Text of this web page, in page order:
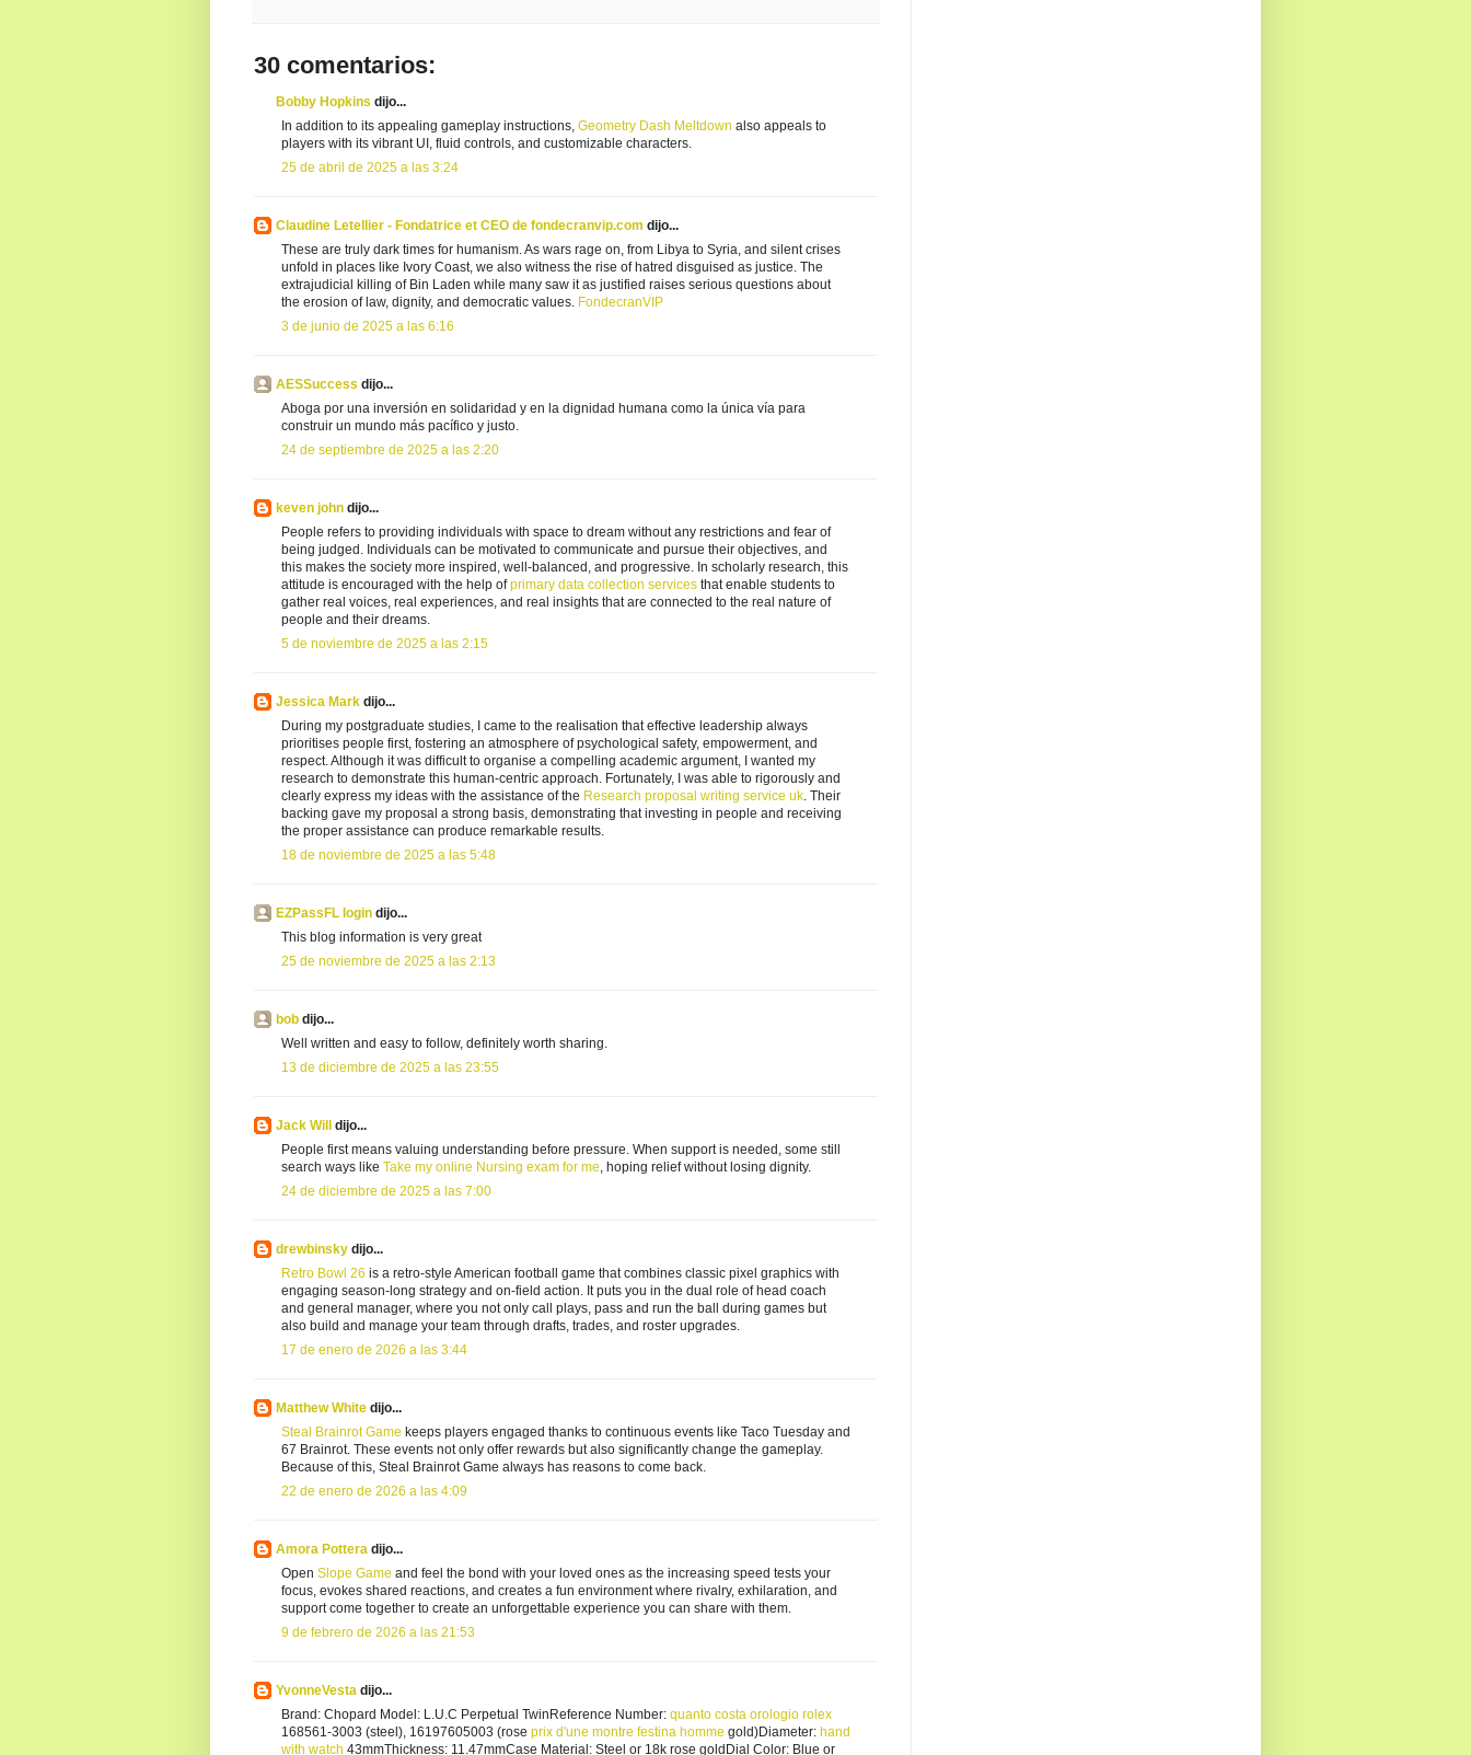
30 comentarios:
Bobby Hopkins dijo...
In addition to its appealing gameplay instructions, Geometry Dash Meltdown also appeals to
players with its vibrant UI, fluid controls, and customizable characters.
25 de abril de 2025 a las 3:24
Claudine Letellier - Fondatrice et CEO de fondecranvip.com dijo...
These are truly dark times for humanism. As wars rage on, from Libya to Syria, and silent crises
unfold in places like Ivory Coast, we also witness the rise of hatred disguised as justice. The
extrajudicial killing of Bin Laden while many saw it as justified raises serious questions about
the erosion of law, dignity, and democratic values. FondecranVIP
3 de junio de 2025 a las 6:16
AESSuccess dijo...
Aboga por una inversión en solidaridad y en la dignidad humana como la única vía para
construir un mundo más pacífico y justo.
24 de septiembre de 2025 a las 2:20
keven john dijo...
People refers to providing individuals with space to dream without any restrictions and fear of
being judged. Individuals can be motivated to communicate and pursue their objectives, and
this makes the society more inspired, well-balanced, and progressive. In scholarly research, this
attitude is encouraged with the help ofprimary data collection services that enable students to
gather real voices, real experiences, and real insights that are connected to the real nature of
people and their dreams.
5 de noviembre de 2025 a las 2:15
Jessica Mark dijo...
During my postgraduate studies, I came to the realisation that effective leadership always
prioritises people first, fostering an atmosphere of psychological safety, empowerment, and
respect. Although it was difficult to organise a compelling academic argument, I wanted my
research to demonstrate this human-centric approach. Fortunately, I was able to rigorously and
clearly express my ideas with the assistance of the Research proposal writing service uk . Their
backing gave my proposal a strong basis, demonstrating that investing in people and receiving
the proper assistance can produce remarkable results.
18 de noviembre de 2025 a las 5:48
EZPassFL login dijo...
This blog information is very great
25 de noviembre de 2025 a las 2:13
bob dijo...
Well written and easy to follow, definitely worth sharing.
13 de diciembre de 2025 a las 23:55
Jack Will dijo...
People first means valuing understanding before pressure. When support is needed, some still
search ways like Take my online Nursing exam for me , hoping relief without losing dignity.
24 de diciembre de 2025 a las 7:00
drewbinsky dijo...
Retro Bowl 26 is a retro-style American football game that combines classic pixel graphics with
engaging season-long strategy and on-field action. It puts you in the dual role of head coach
and general manager, where you not only call plays, pass and run the ball during games but
also build and manage your team through drafts, trades, and roster upgrades.
17 de enero de 2026 a las 3:44
Matthew White dijo...
Steal Brainrot Game keeps players engaged thanks to continuous events like Taco Tuesday and
67 Brainrot. These events not only offer rewards but also significantly change the gameplay.
Because of this, Steal Brainrot Game always has reasons to come back.
22 de enero de 2026 a las 4:09
Amora Pottera dijo...
Open Slope Game and feel the bond with your loved ones as the increasing speed tests your
focus, evokes shared reactions, and creates a fun environment where rivalry, exhilaration, and
support come together to create an unforgettable experience you can share with them.
9 de febrero de 2026 a las 21:53
YvonneVesta dijo...
Brand: Chopard Model: L.U.C Perpetual TwinReference Number: quanto costa orologio rolex
168561-3003 (steel), 16197605003 (rose prix d'une montre festina homme gold)Diameter: hand
with watch 43mmThickness: 11.47mmCase Material: Steel or 18k rose goldDial Color: Blue or